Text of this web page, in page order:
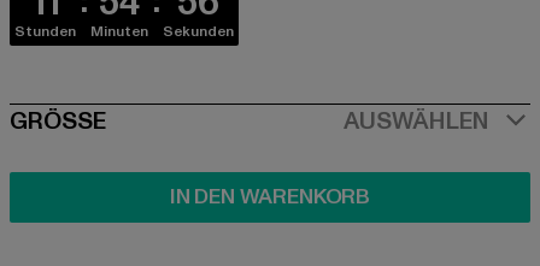
Stunden Minuten Sekunden
SIZE
GRÖSSE AUSWÄHLEN
IN DEN WARENKORB